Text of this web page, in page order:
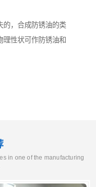
的，合成防锈油的类
理性状可作防锈油和
in one of the manufacturing